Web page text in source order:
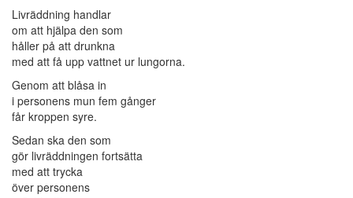
Livräddning handlar
om att hjälpa den som
håller på att drunkna
med att få upp vattnet ur lungorna.
Genom att blåsa in
i personens mun fem gånger
får kroppen syre.
Sedan ska den som
gör livräddningen fortsätta
med att trycka
över personens